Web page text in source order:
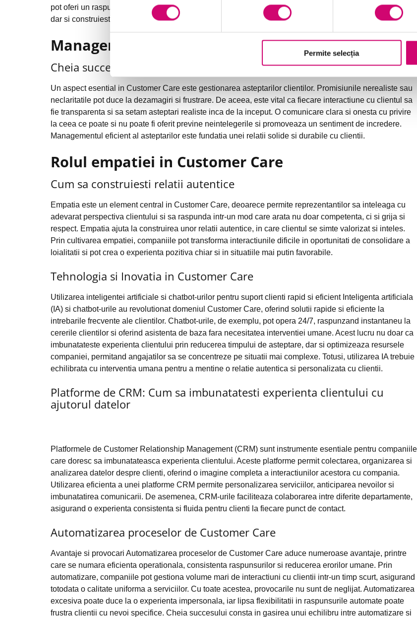
Permite selecția
pot oferi un raspuns empatic si relevant. Ascultarea activa nu doar ca rezolva problemele mai eficient,
dar si construieste incredere si respect, fundamentand astfel o relatie pozitiva pe termen lung.
Managementul asteptarilor clientilor
Cheia succesului in relatiile pe termen lung
Un aspect esential in Customer Care este gestionarea asteptarilor clientilor. Promisiunile nerealiste sau
neclaritatile pot duce la dezamagiri si frustrare. De aceea, este vital ca fiecare interactiune cu clientul sa
fie transparenta si sa setam asteptari realiste inca de la inceput. O comunicare clara si onesta cu privire
la ceea ce poate si nu poate fi oferit previne neintelegerile si promoveaza un sentiment de incredere.
Managementul eficient al asteptarilor este fundatia unei relatii solide si durabile cu clientii.
Rolul empatiei in Customer Care
Cum sa construiesti relatii autentice
Empatia este un element central in Customer Care, deoarece permite reprezentantilor sa inteleaga cu
adevarat perspectiva clientului si sa raspunda intr-un mod care arata nu doar competenta, ci si grija si
respect. Empatia ajuta la construirea unor relatii autentice, in care clientul se simte valorizat si inteles.
Prin cultivarea empatiei, companiile pot transforma interactiunile dificile in oportunitati de consolidare a
loialitatii si pot crea o experienta pozitiva chiar si in situatiile mai putin favorabile.
Tehnologia si Inovatia in Customer Care
Utilizarea inteligentei artificiale si chatbot-urilor pentru suport clienti rapid si eficient Inteligenta artificiala
(IA) si chatbot-urile au revolutionat domeniul Customer Care, oferind solutii rapide si eficiente la
intrebarile frecvente ale clientilor. Chatbot-urile, de exemplu, pot opera 24/7, raspunzand instantaneu la
cererile clientilor si oferind asistenta de baza fara necesitatea interventiei umane. Acest lucru nu doar ca
imbunatateste experienta clientului prin reducerea timpului de asteptare, dar si optimizeaza resursele
companiei, permitand angajatilor sa se concentreze pe situatii mai complexe. Totusi, utilizarea IA trebuie
echilibrata cu interventia umana pentru a mentine o relatie autentica si personalizata cu clientii.
Platforme de CRM: Cum sa imbunatatesti experienta clientului cu
ajutorul datelor
Platformele de Customer Relationship Management (CRM) sunt instrumente esentiale pentru companiile
care doresc sa imbunatateasca experienta clientului. Aceste platforme permit colectarea, organizarea si
analizarea datelor despre clienti, oferind o imagine completa a interactiunilor acestora cu compania.
Utilizarea eficienta a unei platforme CRM permite personalizarea serviciilor, anticiparea nevoilor si
imbunatatirea comunicarii. De asemenea, CRM-urile faciliteaza colaborarea intre diferite departamente,
asigurand o experienta consistenta si fluida pentru clienti la fiecare punct de contact.
Automatizarea proceselor de Customer Care
Avantaje si provocari Automatizarea proceselor de Customer Care aduce numeroase avantaje, printre
care se numara eficienta operationala, consistenta raspunsurilor si reducerea erorilor umane. Prin
automatizare, companiile pot gestiona volume mari de interactiuni cu clientii intr-un timp scurt, asigurand
totodata o calitate uniforma a serviciilor. Cu toate acestea, provocarile nu sunt de neglijat. Automatizarea
excesiva poate duce la o experienta impersonala, iar lipsa flexibilitatii in raspunsurile automate poate
frustra clientii cu nevoi specifice. Cheia succesului consta in gasirea unui echilibru intre automatizare si